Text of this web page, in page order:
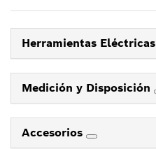
Herramientas Eléctricas
Medición y Disposición
Accesorios